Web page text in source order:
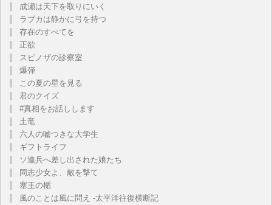
成瀬は天下を取りにいく
ラブカは静かに弓を持つ
存在のすべてを
正欲
スピノザの診察室
爆弾
この夏の星を見る
君のクイズ
#真相をお話しします
土竜
六人の嘘つきな大学生
ギフトライフ
ソ連兵へ差し出された娘たち
同志少女よ、敵を撃て
塞王の楯
風のことは風に問え -太平洋往復横断記